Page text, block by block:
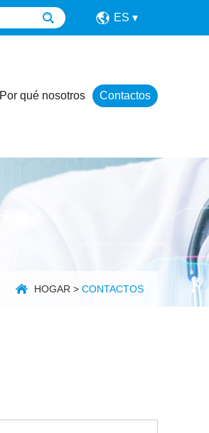
ES
Por qué nosotros Contactos
HOGAR > CONTACTOS